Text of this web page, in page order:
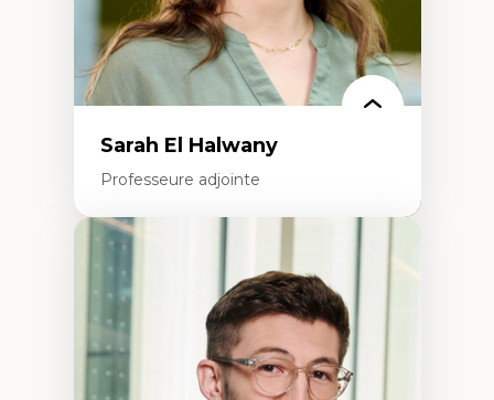
artificielle, l’apprentissage machine et les
hautes technologies
Féminismes et nouvelles technologies
Sarah El Halwany
Professeure adjointe
Expertises
Les apports pédagogiques des théories de
l'affect, du posthumanisme, du féminisme
dans l'éducation aux sciences
L'apprentissage des sciences/STIM dans une
perspective socioécologique de care
L’insertion professionnelle des
enseignant.e.s